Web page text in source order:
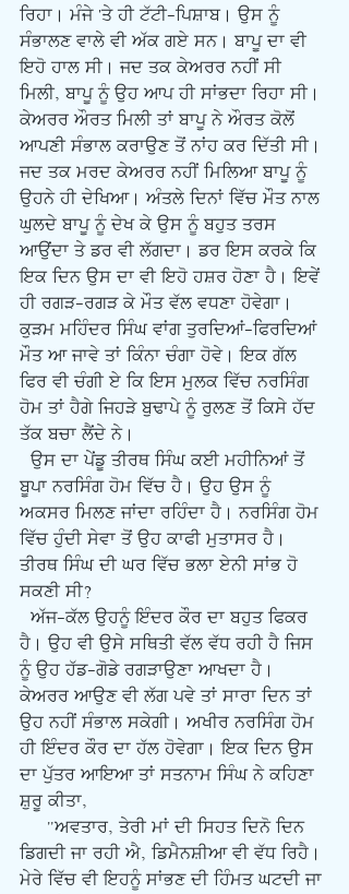
ਰਿਹਾ। ਮੰਜੇ 'ਤੇ ਹੀ ਟੱਟੀ-ਪਿਸ਼ਾਬ। ਉਸ ਨੂੰ
ਸੰਭਾਲਣ ਵਾਲੇ ਵੀ ਅੱਕ ਗਏ ਸਨ। ਬਾਪੂ ਦਾ ਵੀ
ਇਹੋ ਹਾਲ ਸੀ। ਜਦ ਤਕ ਕੇਅਰਰ ਨਹੀਂ ਸੀ
ਮਿਲੀ, ਬਾਪੂ ਨੂੰ ਉਹ ਆਪ ਹੀ ਸਾਂਭਦਾ ਰਿਹਾ ਸੀ।
ਕੇਅਰਰ ਔਰਤ ਮਿਲੀ ਤਾਂ ਬਾਪੂ ਨੇ ਔਰਤ ਕੋਲੋਂ
ਆਪਣੀ ਸੰਭਾਲ ਕਰਾਉਣ ਤੋਂ ਨਾਂਹ ਕਰ ਦਿੱਤੀ ਸੀ।
ਜਦ ਤਕ ਮਰਦ ਕੇਅਰਰ ਨਹੀਂ ਮਿਲਿਆ ਬਾਪੂ ਨੂੰ
ਉਹਨੇ ਹੀ ਦੇਖਿਆ। ਅੰਤਲੇ ਦਿਨਾਂ ਵਿੱਚ ਮੌਤ ਨਾਲ
ਘੁਲਦੇ ਬਾਪੂ ਨੂੰ ਦੇਖ ਕੇ ਉਸ ਨੂੰ ਬਹੁਤ ਤਰਸ
ਆਉਂਦਾ ਤੇ ਡਰ ਵੀ ਲੱਗਦਾ। ਡਰ ਇਸ ਕਰਕੇ ਕਿ
ਇਕ ਦਿਨ ਉਸ ਦਾ ਵੀ ਇਹੋ ਹਸ਼ਰ ਹੋਣਾ ਹੈ। ਇਵੇਂ
ਹੀ ਰਗੜ-ਰਗੜ ਕੇ ਮੌਤ ਵੱਲ ਵਧਣਾ ਹੋਵੇਗਾ।
ਕੁੜਮ ਮਹਿੰਦਰ ਸਿੰਘ ਵਾਂਗ ਤੁਰਦਿਆਂ-ਫਿਰਦਿਆਂ
ਮੌਤ ਆ ਜਾਵੇ ਤਾਂ ਕਿੰਨਾ ਚੰਗਾ ਹੋਵੇ। ਇਕ ਗੱਲ
ਫਿਰ ਵੀ ਚੰਗੀ ਏ ਕਿ ਇਸ ਮੁਲਕ ਵਿੱਚ ਨਰਸਿੰਗ
ਹੋਮ ਤਾਂ ਹੈਗੇ ਜਿਹੜੇ ਬੁਢਾਪੇ ਨੂੰ ਰੁਲਣ ਤੋਂ ਕਿਸੇ ਹੱਦ
ਤੱਕ ਬਚਾ ਲੈਂਦੇ ਨੇ।
ਬੂਪਾ ਨਰਸਿੰਗ ਹੋਮ ਵਿੱਚ ਹੈ। ਉਹ ਉਸ ਨੂੰ
ਅਕਸਰ ਮਿਲਣ ਜਾਂਦਾ ਰਹਿੰਦਾ ਹੈ। ਨਰਸਿੰਗ ਹੋਮ
ਵਿੱਚ ਹੁੰਦੀ ਸੇਵਾ ਤੋਂ ਉਹ ਕਾਫੀ ਮੁਤਾਸਰ ਹੈ।
ਤੀਰਥ ਸਿੰਘ ਦੀ ਘਰ ਵਿੱਚ ਭਲਾ ਏਨੀ ਸਾਂਭ ਹੋ
ਸਕਣੀ ਸੀ?
ਹੈ। ਉਹ ਵੀ ਉਸੇ ਸਥਿਤੀ ਵੱਲ ਵੱਧ ਰਹੀ ਹੈ ਜਿਸ
ਨੂੰ ਉਹ ਹੱਡ-ਗੋਡੇ ਰਗੜਾਉਣਾ ਆਖਦਾ ਹੈ।
ਕੇਅਰਰ ਆਉਣ ਵੀ ਲੱਗ ਪਵੇ ਤਾਂ ਸਾਰਾ ਦਿਨ ਤਾਂ
ਉਹ ਨਹੀਂ ਸੰਭਾਲ ਸਕੇਗੀ। ਅਖੀਰ ਨਰਸਿੰਗ ਹੋਮ
ਹੀ ਇੰਦਰ ਕੌਰ ਦਾ ਹੱਲ ਹੋਵੇਗਾ। ਇਕ ਦਿਨ ਉਸ
ਦਾ ਪੁੱਤਰ ਆਇਆ ਤਾਂ ਸਤਨਾਮ ਸਿੰਘ ਨੇ ਕਹਿਣਾ
ਸ਼ੁਰੂ ਕੀਤਾ,
ਡਿਗਦੀ ਜਾ ਰਹੀ ਐ, ਡਿਮੈਨਸ਼ੀਆ ਵੀ ਵੱਧ ਰਿਹੈ।
ਮੇਰੇ ਵਿੱਚ ਵੀ ਇਹਨੂੰ ਸਾਂਭਣ ਦੀ ਹਿੰਮਤ ਘਟਦੀ ਜਾ